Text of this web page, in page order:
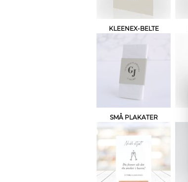
KLEENEX-BELTE
SMÅ PLAKATER